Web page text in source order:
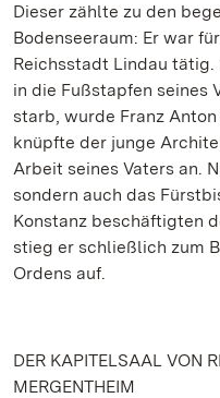
Dieser zählte zu den
Bodenseeraum: Er war
Reichsstadt Lindau
in die Fußstapfen seines
starb, wurde Franz
knüpfte der junge
Arbeit seines Vaters an.
sondern auch das
Konstanz beschäftigten
stieg er schließlich zum
Ordens auf.
DER KAPITELSAAL VON
MERGENTHEIM